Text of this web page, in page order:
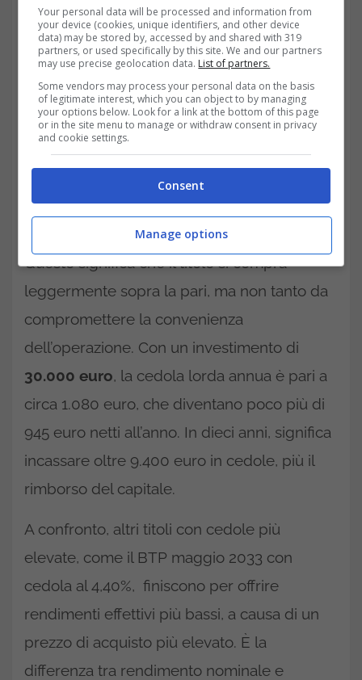
Il prezzo di acquisto attuale è di circa 100,97.
Questo significa che il titolo si compra
leggermente sopra la pari, ma non tanto da
compromettere la convenienza
dell’operazione. Con un investimento di
30.000 euro, la cedola lorda annua è pari a
circa 1.080 euro, che diventano poco più di
945 euro netti all’anno. In dieci anni, significa
incassare oltre 9.400 euro in cedole, più il
rimborso del capitale.
A confronto, altri titoli con cedole più
elevate, come il BTP maggio 2033 con
cedola al 4,40%, finiscono per offrire
rendimenti effettivi più bassi, a causa di un
prezzo di acquisto più elevato. È la
differenza tra rendimento nominale e
Your personal data will be processed and information from
your device (cookies, unique identifiers, and other device
data) may be stored by, accessed by and shared with 319
partners, or used specifically by this site. We and our partners
may use precise geolocation data. List of partners.
Some vendors may process your personal data on the basis
of legitimate interest, which you can object to by managing
your options below. Look for a link at the bottom of this page
or in the site menu to manage or withdraw consent in privacy
and cookie settings.
Consent
Manage options